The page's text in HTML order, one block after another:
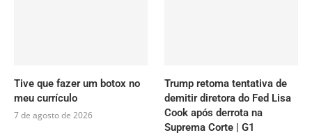
Tive que fazer um botox no
meu currículo
7 de agosto de 2026
Trump retoma tentativa de
demitir diretora do Fed Lisa
Cook após derrota na
Suprema Corte | G1